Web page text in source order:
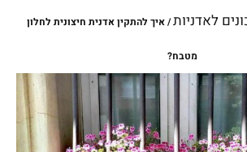
לאדניות/ איך להתקין אדנית חיצונית לחלון
מטבח?